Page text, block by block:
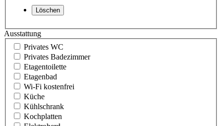
Ausstattung
Privates WC
Privates Badezimmer
Etagentoilette
Etagenbad
Wi-Fi kostenfrei
Küche
Kühlschrank
Kochplatten